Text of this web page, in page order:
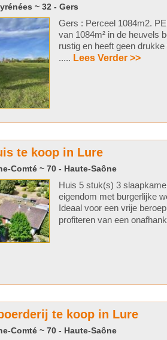
~ 32 - Gers
Gers : Perceel 1084m2.
van 1084m² in de heuvels
rustig en heeft geen
..... Lees Verder >>
te koop in Lure
Comté ~ 70 - Haute-Saône
Huis 5 stuk(s) 3
eigendom met burgerlijke
Ideaal voor een vrije
profiteren van een
te koop in Lure
Comté ~ 70 - Haute-Saône